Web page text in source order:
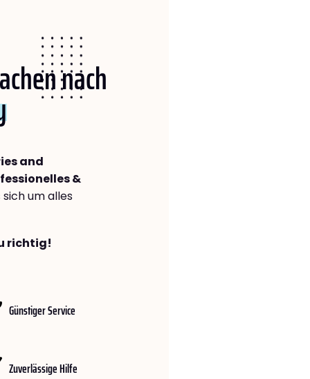
nach
and
&
sich um alles
richtig!
Günstiger Service
Zuverlässige Hilfe